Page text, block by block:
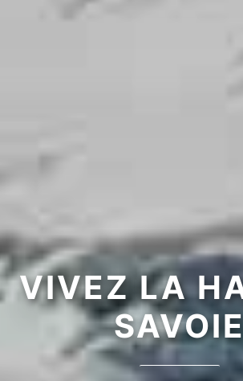
VIVEZ LA
SAVOIE